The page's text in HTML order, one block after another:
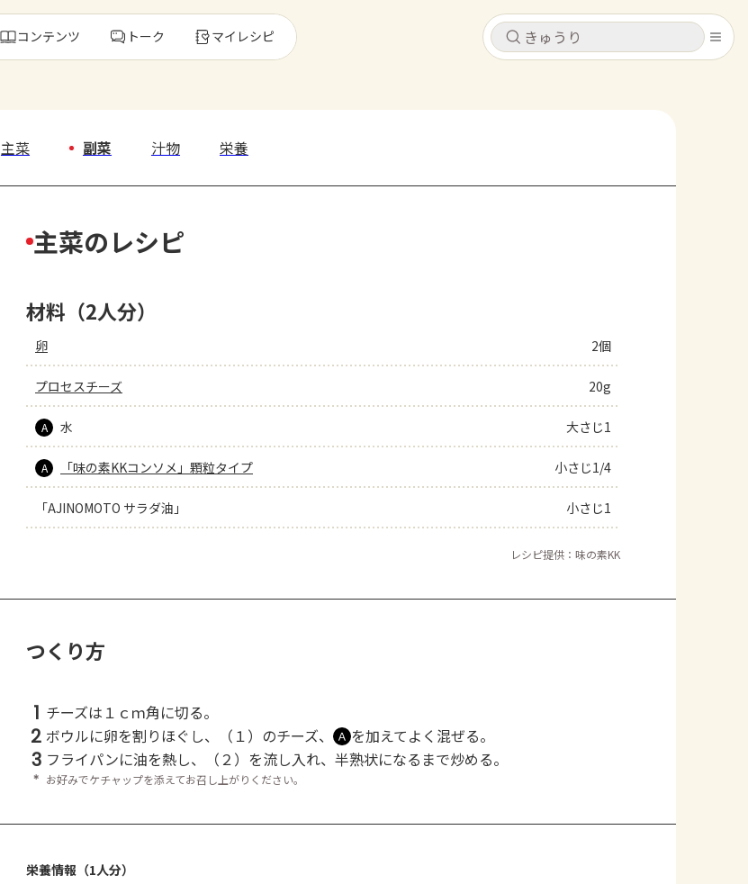
キャンセル
よくあるお問い合わせ
お買い物
キャンセル
コンテンツ トーク マイレシピ
もっと見る
主菜 副菜 汁物 栄養
主菜のレシピ
材料（2人分）
卵 2個
プロセスチーズ 20g
A 水 大さじ1
A 「味の素KKコンソメ」顆粒タイプ 小さじ1/4
「AJINOMOTO サラダ油」 小さじ1
レシピ提供：味の素KK
つくり方
1 チーズは１ｃｍ角に切る。
2 ボウルに卵を割りほぐし、（１）のチーズ、 Ａ を加えてよく混ぜる。
3 フライパンに油を熱し、（２）を流し入れ、半熟状になるまで炒める。
＊ お好みでケチャップを添えてお召し上がりください。
栄養情報（1人分）